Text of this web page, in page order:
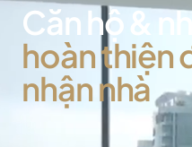
Căn hộ &
hoàn thiện
nhận nhà